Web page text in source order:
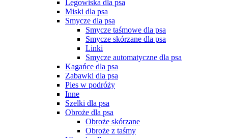
Legowiska dla psa
Miski dla psa
Smycze dla psa
Smycze taśmowe dla psa
Smycze skórzane dla psa
Linki
Smycze automatyczne dla psa
Kagańce dla psa
Zabawki dla psa
Pies w podróży
Inne
Szelki dla psa
Obroże dla psa
Obroże skórzane
Obroże z taśmy